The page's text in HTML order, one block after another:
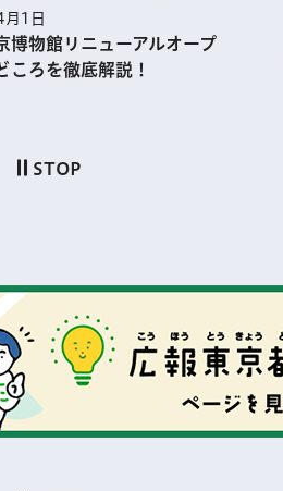
次のスライドを表示
STOP
1日
博物館リニューアルオープ
ろを徹底解説！